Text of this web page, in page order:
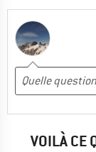
VOILÀ CE